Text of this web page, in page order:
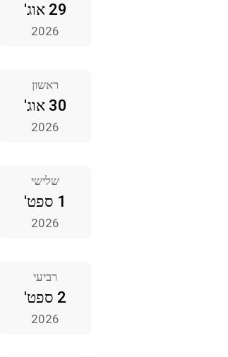
29 אוג'
2026
ראשון
30 אוג'
2026
שלישי
1 ספט'
2026
רביעי
2 ספט'
2026